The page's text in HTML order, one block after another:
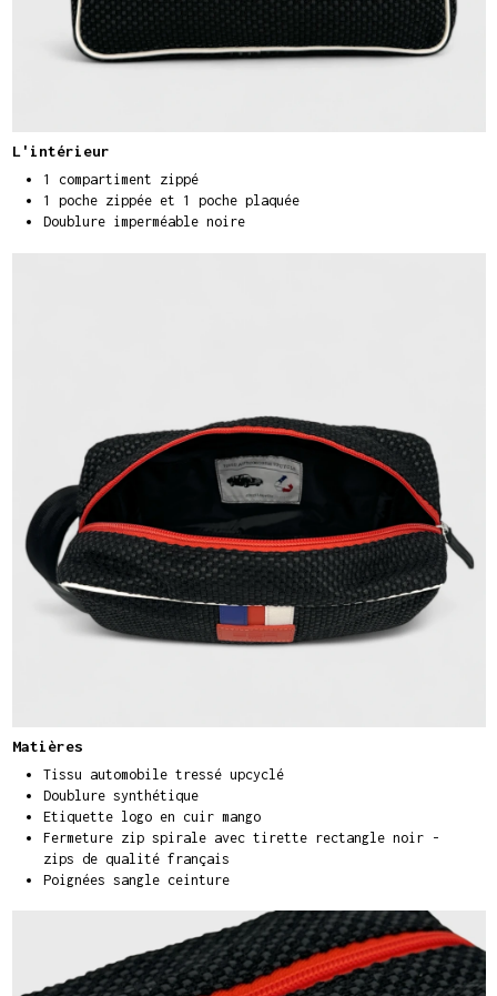
L'intérieur
1 compartiment zippé
1 poche zippée et 1 poche plaquée
Doublure imperméable noire
Matières
Tissu automobile tressé upcyclé
Doublure synthétique
Etiquette logo en cuir mango
Fermeture zip spirale avec tirette rectangle noir -
zips de qualité français
Poignées sangle ceinture